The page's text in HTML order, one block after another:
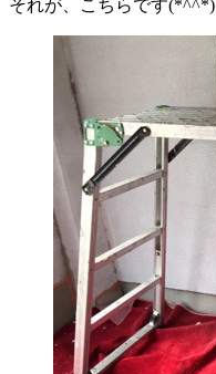
それが、こちらです(*^^*)